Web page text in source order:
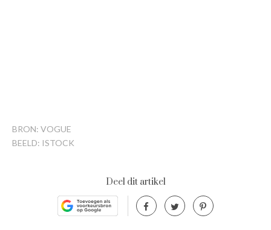
BRON: VOGUE
BEELD: ISTOCK
Deel dit artikel